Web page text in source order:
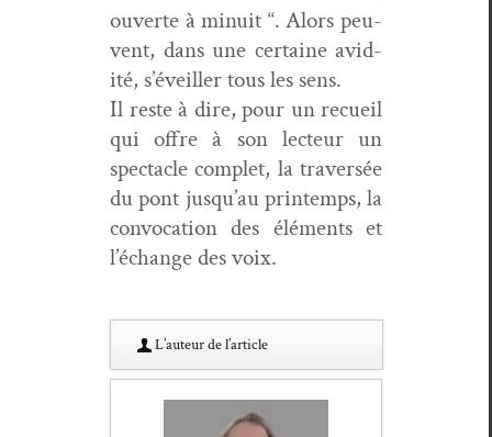
ouverte à minu­it “. Alors peu­
vent, dans une cer­taine avid­
ité, s’éveiller tous les sens.
Il reste à dire, pour un recueil
qui offre à son lecteur un
spec­ta­cle com­plet, la tra­ver­sée
du pont jusqu’au print­emps, la
con­vo­ca­tion des élé­ments et
l’échange des voix.
L’au­teur de l’article